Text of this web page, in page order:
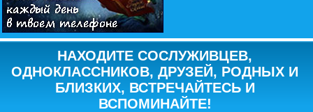
НАХОДИТЕ СОСЛУЖИВЦЕВ,
ОДНОКЛАССНИКОВ, ДРУЗЕЙ, РОДНЫХ И
БЛИЗКИХ, ВСТРЕЧАЙТЕСЬ И
ВСПОМИНАЙТЕ!